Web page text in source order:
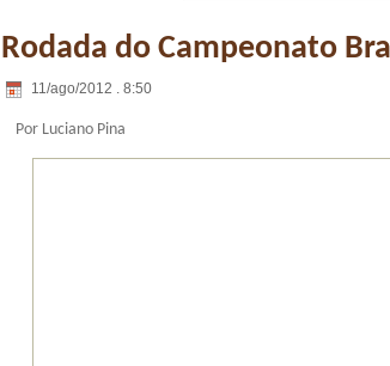
Rodada do Campeonato
11/ago/2012 . 8:50
Por Luciano Pina